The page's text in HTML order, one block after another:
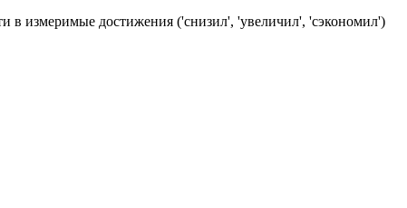
в измеримые достижения ('снизил', 'увеличил', 'сэкономил')